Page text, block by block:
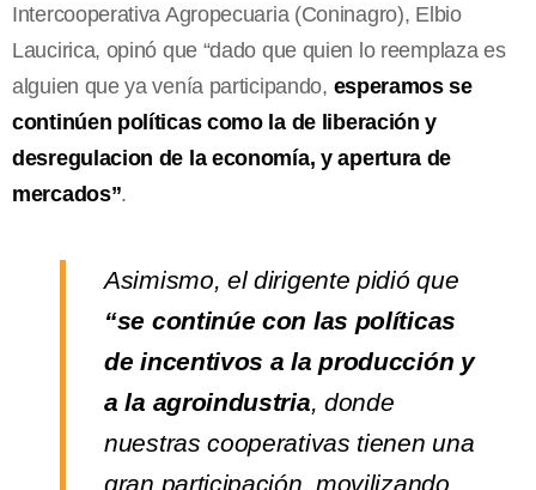
Intercooperativa Agropecuaria (Coninagro), Elbio
Laucirica, opinó que “dado que quien lo reemplaza es
alguien que ya venía participando, esperamos se
continúen políticas como la de liberación y
desregulacion de la economía, y apertura de
mercados”.
Asimismo, el dirigente pidió que
“se continúe con las políticas
de incentivos a la producción y
a la agroindustria, donde
nuestras cooperativas tienen una
gran participación, movilizando